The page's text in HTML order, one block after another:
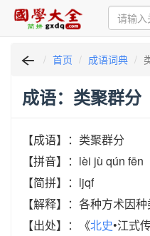
首页 成语词典
成语：类聚群分
【成语】：类聚群分
【拼音】：lèi jù qún fēn
【简拼】：ljqf
【解释】：各种方术因
【出处】：《北史•江式